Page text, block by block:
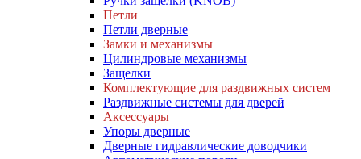
Петли
Петли дверные
Замки и механизмы
Цилиндровые механизмы
Защелки
Комплектующие для раздвижных систем
Раздвижные системы для дверей
Аксессуары
Упоры дверные
Дверные гидравлические доводчики